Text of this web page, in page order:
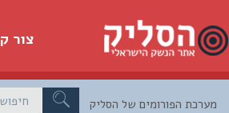
צור קשר
הפורומים של הסליק